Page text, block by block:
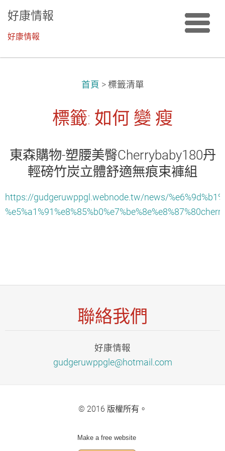
好康情報
好康情報
首頁 > 標籤清單
標籤: 如何 變 瘦
東森購物-塑腰美臀Cherrybaby180丹
輕磅竹炭立體舒適無痕束褲組
https://gudgeruwppgl.webnode.tw/news/
聯絡我們
好康情報
gudgeruwppgle@hotmail.com
© 2016 版權所有。
Make a free website